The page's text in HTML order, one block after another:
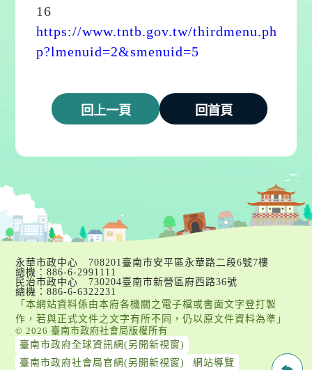
16
https://www.tntb.gov.tw/thirdmenu.ph
p?lmenuid=2&smenuid=5
永華市政中心 708201臺南市安平區永華路二段6號7樓
總機︰886-6-2991111
民治市政中心 730204臺南市新營區府西路36號
總機：886-6-6322231
「本網站資料係由本府各機關之電子檔或書面文字登打製
作，若與正式文件之文字有所不同，仍以原文件資料為準」
© 2026 臺南市政府社會局版權所有
臺南市政府全球資訊網(另開新視窗)
臺南市政府社會局官網(另開新視窗)
網站導覽